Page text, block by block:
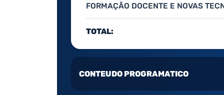
FORMAÇÃO DOCENTE E NOVAS
TOTAL:
CONTEUDO PROGRAMATICO